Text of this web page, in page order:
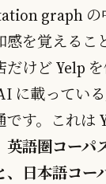
graph
を覚えるこ
だけど Yelp
に載ってい
です。これは
英語圏コーパ
、日本語コー